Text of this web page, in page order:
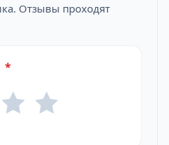
Отзывы проходят
*